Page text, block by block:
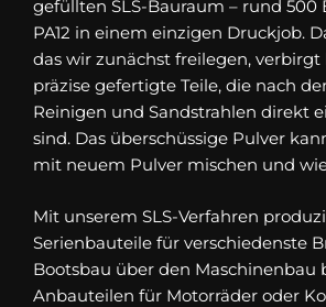
gefüllten SLS-Bauraum – rund 500
PA12 in einem einzigen Druckjob.
das wir zunächst freilegen, verbirgt
präzise gefertigte Teile, die nach
Reinigen und Sandstrahlen direkt
sind. Das überschüssige Pulver
mit neuem Pulver mischen und
Mit unserem SLS-Verfahren
Serienbauteile für verschiedenste
Bootsbau über den Maschinenbau
Anbauteilen für Motorräder oder